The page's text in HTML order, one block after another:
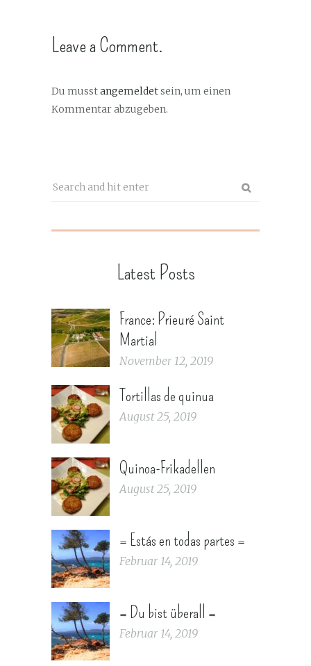
Leave a Comment.
Du musstangemeldetsein, um einen
Kommentar abzugeben.
Latest Posts
France: Prieuré Saint
Martial
November 12, 2019
Tortillas de quinua
August 25, 2019
Quinoa-Frikadellen
August 25, 2019
= Estás en todas partes =
Februar 14, 2019
= Du bist überall =
Februar 14, 2019